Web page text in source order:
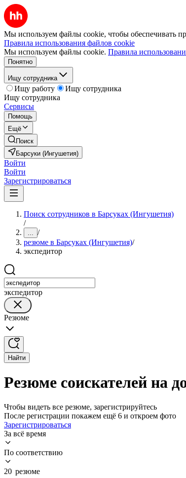
Мы используем файлы cookie, чтобы обеспечивать
Правила использования файлов cookie
Мы используем файлы cookie. Правила
Понятно
Ищу сотрудника
Ищу работу
Ищу сотрудника
Ищу сотрудника
Сервисы
Помощь
Ещё
Поиск
Барсуки (Ингушетия)
Войти
Войти
Зарегистрироваться
Поиск сотрудников в Барсуках (Ингушетия)
/
... /
резюме в Барсуках (Ингушетия)/
экспедитор
экспедитор
Резюме
Найти
Резюме соискателей на
Чтобы видеть все резюме, зарегистрируйтесь
После регистрации покажем ещё 6 и откроем фото
Зарегистрироваться
За всё время
По соответствию
20 резюме